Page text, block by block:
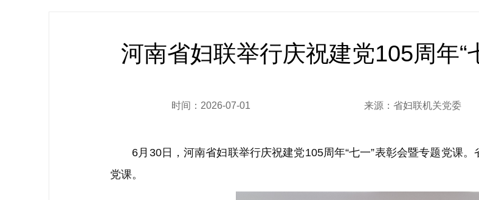
河南省妇联举行庆祝建党105周年“
时间：2026-07-01 来源：省妇联机关党委
6月30日，河南省妇联举行庆祝建党105周年“七一”表彰会暨专题党课。
党课。